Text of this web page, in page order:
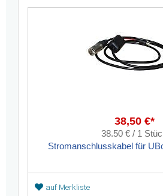
38,50 €*
38.50 € / 1
Stromanschlusskabel für
auf Merkliste